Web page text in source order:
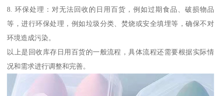
8. 环保处理：对无法回收的日用百货，例如过期食品、破损物品
等，进行环保处理，例如垃圾分类、焚烧或安全填埋等，确保不对
环境造成污染。
以上是回收库存日用百货的一般流程，具体流程还需要根据实际情
况和需求进行调整和完善。